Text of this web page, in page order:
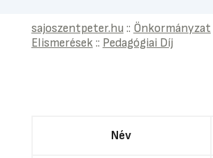
sajoszentpeter.hu:: Önkormányzat
Elismerések:: Pedagógiai Díj
Név